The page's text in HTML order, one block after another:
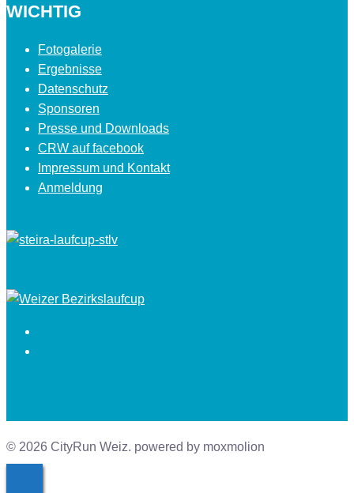
WICHTIG
Fotogalerie
Ergebnisse
Datenschutz
Sponsoren
Presse und Downloads
CRW auf facebook
Impressum und Kontakt
Anmeldung
© 2026 CityRun Weiz. powered by moxmolion